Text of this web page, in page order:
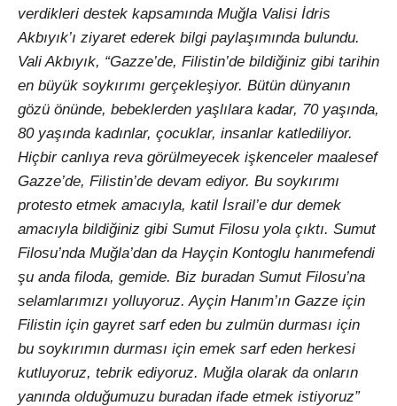
verdikleri destek kapsamında Muğla Valisi İdris
Akbıyık’ı ziyaret ederek bilgi paylaşımında bulundu.
Vali Akbıyık, “Gazze’de, Filistin’de bildiğiniz gibi tarihin
en büyük soykırımı gerçekleşiyor. Bütün dünyanın
gözü önünde, bebeklerden yaşlılara kadar, 70 yaşında,
80 yaşında kadınlar, çocuklar, insanlar katlediliyor.
Hiçbir canlıya reva görülmeyecek işkenceler maalesef
Gazze’de, Filistin’de devam ediyor. Bu soykırımı
protesto etmek amacıyla, katil İsrail’e dur demek
amacıyla bildiğiniz gibi Sumut Filosu yola çıktı. Sumut
Filosu’nda Muğla’dan da Hayçin Kontoglu hanımefendi
şu anda filoda, gemide. Biz buradan Sumut Filosu’na
selamlarımızı yolluyoruz. Ayçin Hanım’ın Gazze için
Filistin için gayret sarf eden bu zulmün durması için
bu soykırımın durması için emek sarf eden herkesi
kutluyoruz, tebrik ediyoruz. Muğla olarak da onların
yanında olduğumuzu buradan ifade etmek istiyoruz”